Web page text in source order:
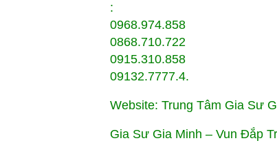
:
0968.974.858
0868.710.722
0915.310.858
09132.7777.4.
Website: Trung Tâm Gia Sư
Gia Sư Gia Minh – Vun Đắp